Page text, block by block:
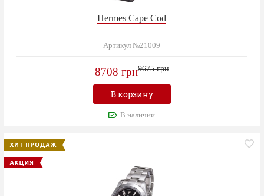
Hermes Cape Cod
Артикул №21009
8708 грн9675 грн
В корзину
В наличии